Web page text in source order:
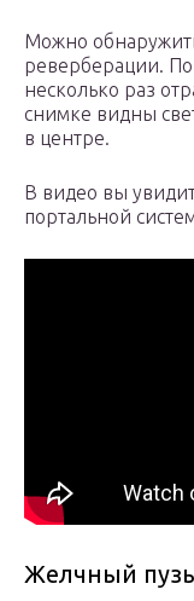
Можно
реверберации.
несколько раз
снимке видны
в центре.
В видео вы
портальной
Желчный